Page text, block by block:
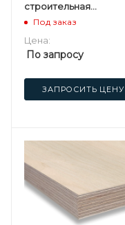
строительная
нешлифованная
Под заказ
Цена:
По запросу
ЗАПРОСИТЬ ЦЕНУ